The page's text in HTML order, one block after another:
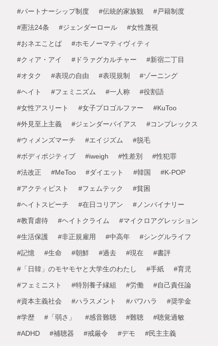
#パートナーシップ制度 #伝統的家族観 #戸籍制度
#憲法24条 #ジェンダーロール #女性蔑視
#おネエことば #ホモノーマティヴィティ
#クィア・アイ #ドラァグカルチャー #新宿二丁目
#オタク #表現の自由 #表現規制 #ゾーニング
#ヘイト #フェミニズム #一人称 #役割語
#女性アスリート #女子プロゴルファー #KuToo
#外見至上主義 #ジェンダーバイアス #コンプレックス
#ウィメンズマーチ #エイジズム #脱毛
#ボディポジティブ #iweigh #性差別 #性犯罪
#法改正 #MeToo #ダイエット #韓国 #K-POP
#アクティビスト #フェムテック #貧困
#ヘイトスピーチ #在日コリアン #ノンバイナリー
#教育虐待 #ヘイトクライム #マイクロアグレッション
#生活保護 #非正規雇用 #中高年 #シングルライフ
#記憶 #生命 #朝鮮 #過去 #現在 #書評
#「日韓」のモヤモヤと大学生のわたし #手紙 #育児
#フェミニスト #特別養子縁組 #労働 #自己責任論
#資本主義社会 #ハラスメント #パワハラ #奨学金
#学歴 #「弱さ」 #感音難聴 #難聴 #聴覚過敏
#ADHD #補聴器 #戒厳令 #デモ #民主主義